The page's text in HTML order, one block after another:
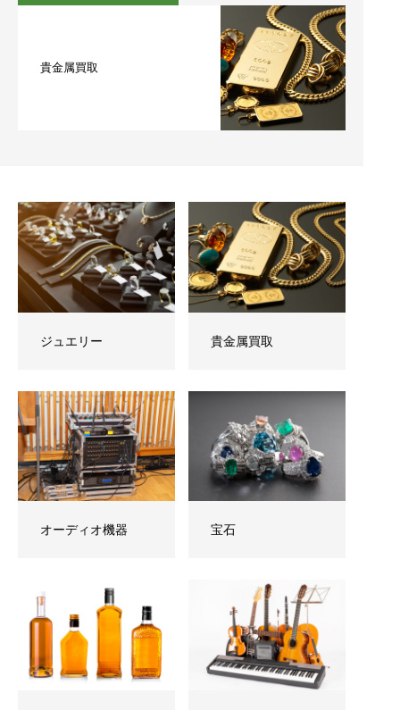
貴金属買取
ジュエリー 貴金属買取
オーディオ機器 宝石